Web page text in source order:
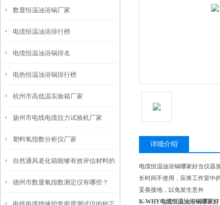
数显恒温油浴锅厂家
电缆恒温油浴排行榜
电缆恒温油浴锅排名
电热恒温油浴锅排行榜
杭州市高低温实验箱厂家
扬州市电线电缆拉力试验机厂家
塑料氧指数分析仪厂家
自然通风老化箱能够有效评估材料的
耐候性和稳定性
德州市数显氧指数测定仪有哪些？
详细介绍
电缆恒温油浴锅哪家好当仪器
长时间不使用，应将工作室中
妥善接地，以免发生意外
K-WHY电缆恒温油浴锅哪家好